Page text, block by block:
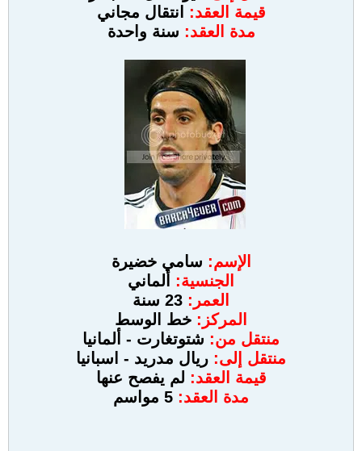
قيمة العقد:
انتقال مجاني
مدة العقد: سنة واحدة
الإسم: سامي خضيرة
الجنسية: ألماني
العمر:
المركز: خط الوسط
منتقل من: شتوتغارت - ألمانيا
منتقل إلى: ريال مدريد - اسبانيا
قيمة العقد: لم يفصح عنها
مدة العقد: